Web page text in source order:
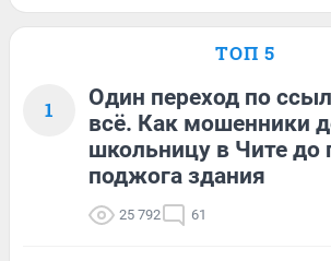
ТОП 5
1
Один переход по
всё. Как мошенники
школьницу в Чите до
поджога здания
25 792 61